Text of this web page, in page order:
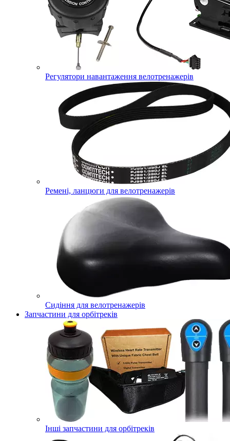
Регулятори навантаження велотренажерів
Ремені, ланцюги для велотренажерів
Сидіння для велотренажерів
Запчастини для орбітреків
Інші запчастини для орбітреків